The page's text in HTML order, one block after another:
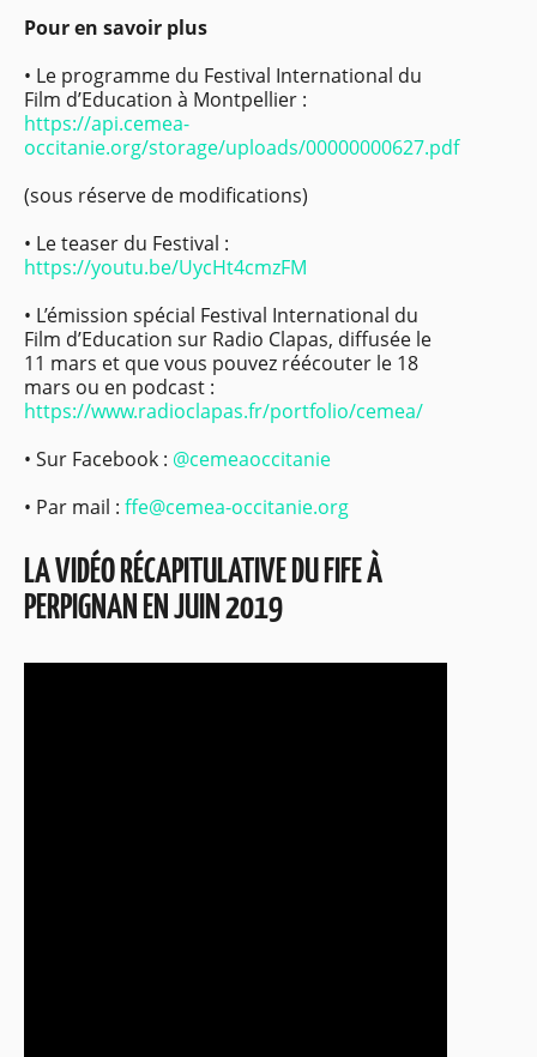
Pour en savoir plus
• Le programme du Festival International du
Film d’Education à Montpellier :
https://api.cemea-
occitanie.org/storage/uploads/00000000627.pdf
(sous réserve de modifications)
• Le teaser du Festival :
https://youtu.be/UycHt4cmzFM
• L’émission spécial Festival International du
Film d’Education sur Radio Clapas, diffusée le
11 mars et que vous pouvez réécouter le 18
mars ou en podcast :
https://www.radioclapas.fr/portfolio/cemea/
• Sur Facebook : @cemeaoccitanie
• Par mail : ffe@cemea-occitanie.org
LA VIDÉO RÉCAPITULATIVE DU FIFE À
PERPIGNAN EN JUIN 2019